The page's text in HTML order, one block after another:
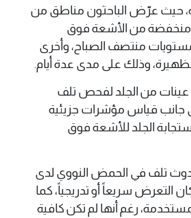
حيث عرّض الباحثون مناطق من
من الأشعة فوق
منتصف الصباح، وأخرى
وذلك على مدى عدة أيام.
عينات من الجلد لفحص تلف
جانب قياس مؤشرات جزيئية
الجلد للأشعة فوق
تلف في الحمض النووي لدى
التعرض سريعاً أو تدريجياً، كما
رغم أنها لم تكن كافية